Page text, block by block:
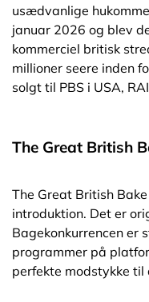
usædvanlige
januar 2026 og blev
kommerciel britisk
millioner seere inden
solgt til PBS i USA,
The Great British
The Great British
introduktion. Det er
Bagekonkurrencen er
programmer på
perfekte modstykke